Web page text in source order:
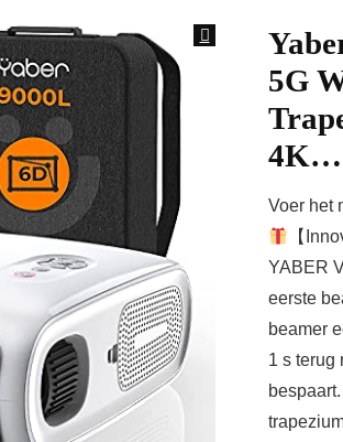
5G
4K…
Voer het
【
YABER
eerste
beamer
1 s terug